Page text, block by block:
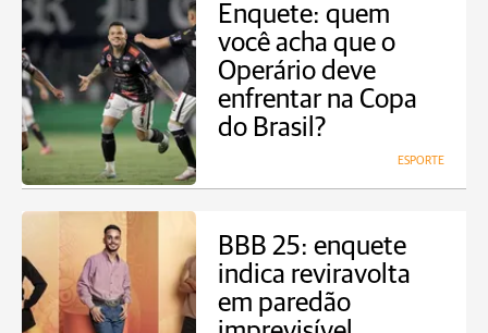
Enquete: quem
você acha que o
Operário deve
enfrentar na Copa
do Brasil?
ESPORTE
BBB 25: enquete
indica reviravolta
em paredão